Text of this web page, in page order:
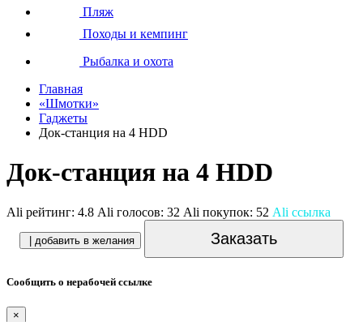
Пляж
Походы и кемпинг
Рыбалка и охота
Главная
«Шмотки»
Гаджеты
Док-станция на 4 HDD
Док-станция на 4 HDD
Ali рейтинг: 4.8 Ali голосов: 32 Ali покупок: 52 Ali ссылка
| добавить в желания Заказать
Сообщить о нерабочей ссылке
×